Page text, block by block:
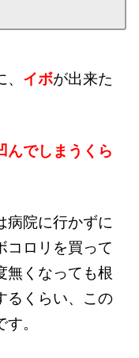
イボが出来た
んでしまうくら
病院に行かずに
コロリを買って
無くなっても根
るくらい、この
。